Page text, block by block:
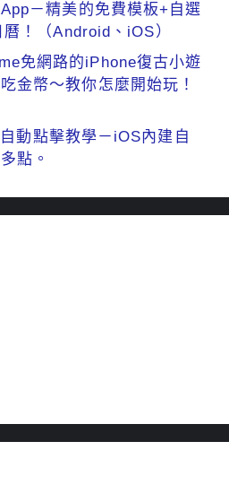
－精美的免費模板+自選
！（Android、iOS）
免網路的iPhone復古小遊
金幣～教你怎麼開始玩！
動點擊教學－iOS內建自
點。